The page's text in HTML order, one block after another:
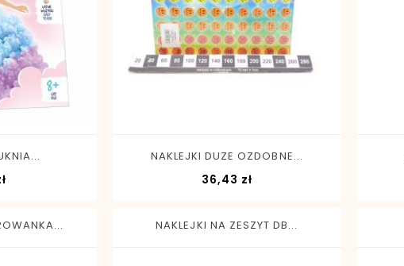
+
Cena
NAKLEJKI DUZE OZDOBNE...
36,43 złCena
NAKLEJKI NA ZESZYT DB...